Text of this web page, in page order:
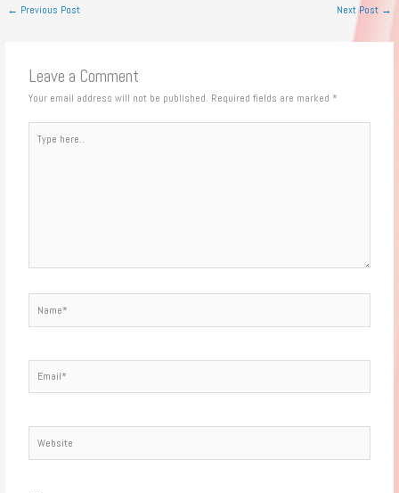
← Previous Post Next Post →
Leave a Comment
Your email address will not be published. Required fields are marked *
here..